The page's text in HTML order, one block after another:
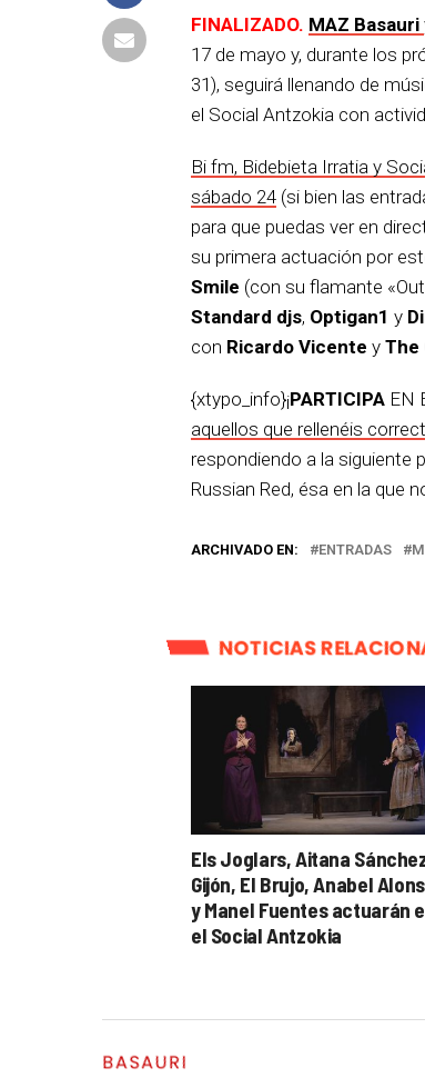
FINALIZADO. MAZ Basauri
17 de mayo y, durante los
31), seguirá llenando de
el Social Antzokia con
Bi fm, Bidebieta Irratia y
sábado 24 (si bien las
para que puedas ver en
su primera actuación por
Smile (con su flamante
Standard djs, Optigan1 y
con Ricardo Vicente y The
{xtypo_info}¡PARTICIPA EN
aquellos que rellenéis
respondiendo a la siguiente
Russian Red, ésa en la que
ARCHIVADO EN: ENTRADAS
NOTICIAS
Els Joglars, Aitana
Gijón, El Brujo, Anabel
y Manel Fuentes actuarán
el Social Antzokia
BASAURI